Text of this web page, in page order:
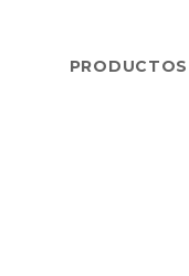
PRODUCTOS